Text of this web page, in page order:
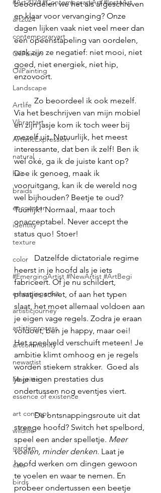
#Art2024 #ContemporaryArt #InstaArt
art2024
contemporaryart
OilPaintin
OilPainting
Landscape
Artlife
Vibrantart
ArtisticExpression
natural
hair
braids
encounter
identity
texture
color
#EmergingArtist #NewArtist #ArtBegi
emergingartist
artisticjourney
artisticprocess
artcommunity
newartist
Magritte
essence of existence
art concept
wildlife
garden
cats
birds
beoordelen we het als afgeschreven
en klaar voor vervanging? Onze
dagen lijken vaak niet veel meer dan
een opeenstapeling van oordelen,
vaak zijn ze negatief: niet mooi, niet
goed, niet energiek, niet hip,
enzovoort.
	Zo beoordeel ik ook mezelf.
Via het beschrijven van mijn mobiel
en zijn jasje kom ik toch weer bij
mezelf uit. Natuurlijk, het meest
interessante, dat ben ik zelf! Ben ik
wel oké, ga ik de juiste kant op?
Doe ik genoeg, maak ik
vooruitgang, kan ik de wereld nog
wel bijhouden? Beetje te oud?
Tuurlijk! Normaal, maar toch
onacceptabel. Never accept the
status quo! Stoer!
	Datzelfde dictatoriale regime
heerst in je hoofd als je iets
fabriceert. Of je nu schildert,
plaatjes schiet, of aan het typen
slaat, het moet allemaal voldoen aan
je eigen vage regels. Zodra je eraan
voldoet, ben je happy, maar oei!
Het speelveld verschuift meteen! Je
ambitie klimt omhoog en je regels
worden stiekem strakker.  Goed als
je je eigen prestaties dus
ondertussen nog eventjes viert.
	De ontsnappingsroute uit dat
strenge hoofd? Switch het spelbord,
speel een ander spelletje. Meer
voelen, minder denken. Laat je
hoofd werken om dingen gewoon
te voelen en waar te nemen. En
probeer ondertussen een beetje